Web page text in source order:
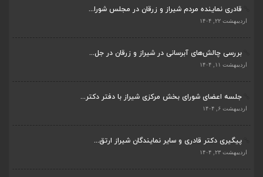
قادری نماینده مردم شیراز و زرقان در مجلس شورا...
اردیبهشت ۲۲, ۱۴۰۴
بررسی چالش‌های آبرسانی در شیراز و زرقان در جل...
اردیبهشت ۱۱, ۱۴۰۴
جلسه اعضای شورای بخش مرکزی شیراز با دفتر دکتر...
اردیبهشت ۶, ۱۴۰۴
پیگیری دکتر قادری و سایر نمایندگان شیراز ارتق...
اردیبهشت ۲۳, ۱۴۰۴
ضرورت تکمیل قطعات ۷ و ۸ آزادراه شیراز به اصفه...
قادری نماینده مردم شیراز و زرقان در مجلس شورا...
بررسی چالش‌های آبرسانی در شیراز و زرقان در جل...